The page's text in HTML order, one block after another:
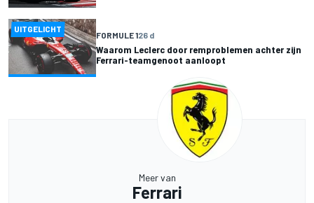
UITGELICHT
FORMULE 126 d
Waarom Leclerc door remproblemen achter zijn
Ferrari-teamgenoot aanloopt
Meer van
Ferrari